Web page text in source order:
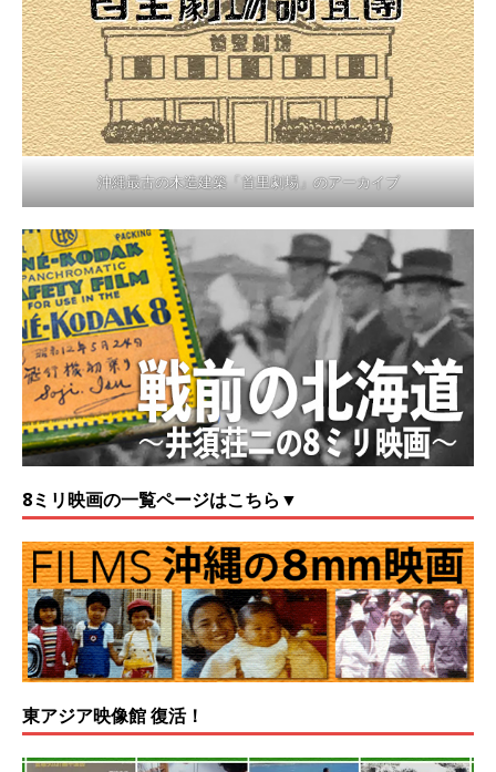
沖縄最古の木造建築「首里劇場」のアーカイブ
8ミリ映画の一覧ページはこちら▼
東アジア映像館 復活！